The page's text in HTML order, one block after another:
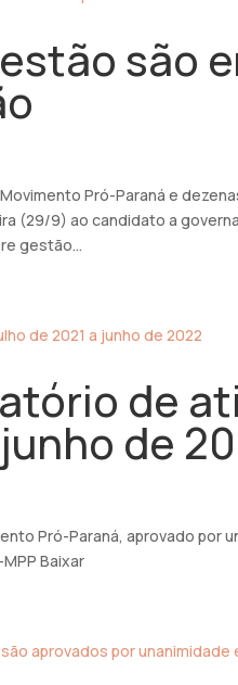
são
Pró-Paraná e
(29/9) ao candidato a
gestão...
de
de
Pró-Paraná, aprovado por
Baixar